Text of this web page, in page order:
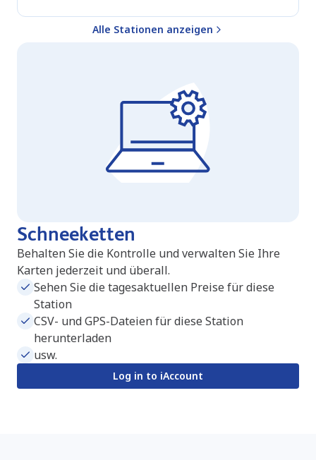
Alle Stationen anzeigen
Schneeketten
Behalten Sie die Kontrolle und verwalten Sie Ihre
Karten jederzeit und überall.
Sehen Sie die tagesaktuellen Preise für diese
Station
CSV- und GPS-Dateien für diese Station
herunterladen
usw.
Log in to iAccount